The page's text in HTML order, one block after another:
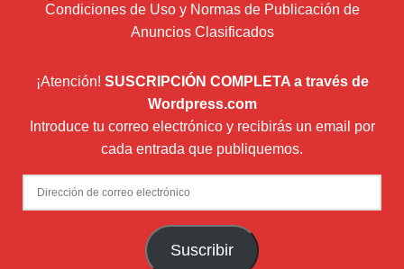
Condiciones de Uso y Normas de Publicación de
Anuncios Clasificados
¡Atención! SUSCRIPCIÓN COMPLETA a través de
Wordpress.com
Introduce tu correo electrónico y recibirás un email por
cada entrada que publiquemos.
Dirección
de
Suscribir